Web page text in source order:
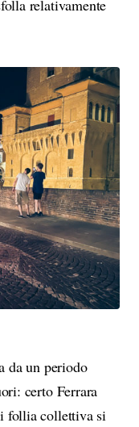
relativamente
da un periodo
certo Ferrara
follia collettiva si